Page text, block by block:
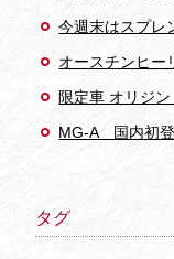
今週末はスプレ
オースチンヒ
限定車 オリジ
MG-A 国内初
タグ